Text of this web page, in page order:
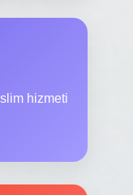
hizmeti